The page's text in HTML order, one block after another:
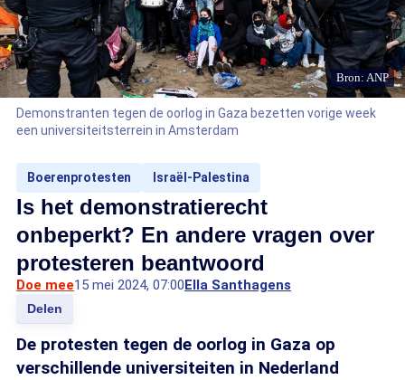
Bron: ANP
Demonstranten tegen de oorlog in Gaza bezetten vorige week
een universiteitsterrein in Amsterdam
Boerenprotesten Israël-Palestina
Is het demonstratierecht
onbeperkt? En andere vragen over
protesteren beantwoord
Doe mee15 mei 2024, 07:00Ella Santhagens
Delen
De protesten tegen de oorlog in Gaza op
verschillende universiteiten in Nederland